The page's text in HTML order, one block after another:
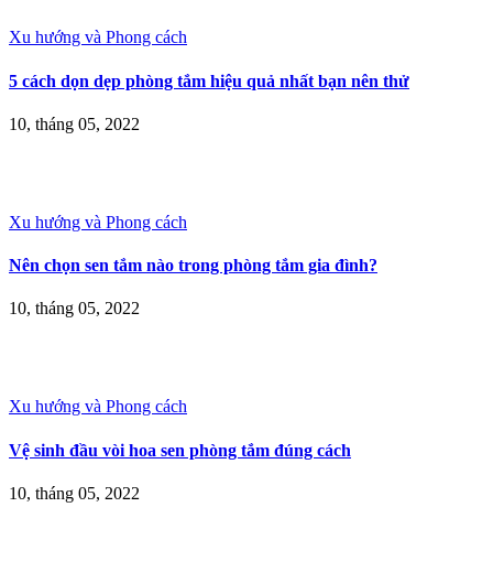
Xu hướng và Phong cách
5 cách dọn dẹp phòng tắm hiệu quả nhất bạn nên thử
10, tháng 05, 2022
Xu hướng và Phong cách
Nên chọn sen tắm nào trong phòng tắm gia đình?
10, tháng 05, 2022
Xu hướng và Phong cách
Vệ sinh đầu vòi hoa sen phòng tắm đúng cách
10, tháng 05, 2022